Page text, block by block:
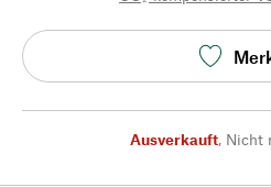
Ausverkauft, Nicht